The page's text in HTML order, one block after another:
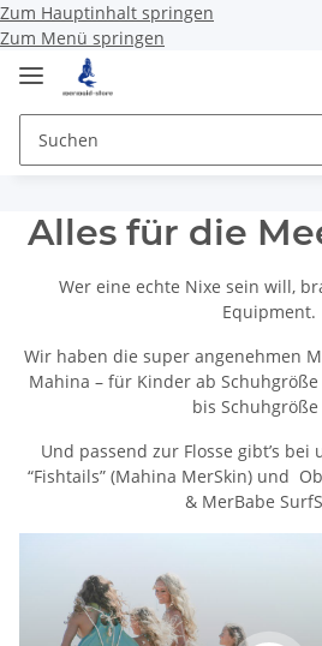
Zum Hauptinhalt springen
Zum Menü springen
Alles für die
Wer eine echte Nixe sein will,
Equipment.
Wir haben die super angenehmen
Mahina – für Kinder ab
bis Schuhgröße
Und passend zur Flosse gibt’s
“Fishtails” (Mahina MerSkin) und
& MerBabe